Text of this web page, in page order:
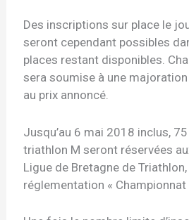
Des inscriptions sur place le
seront cependant possibles
places restant disponibles.
sera soumise à une
au prix annoncé.
Jusqu’au 6 mai 2018 inclus,
triathlon M seront réservées
Ligue de Bretagne de
réglementation « Championnat